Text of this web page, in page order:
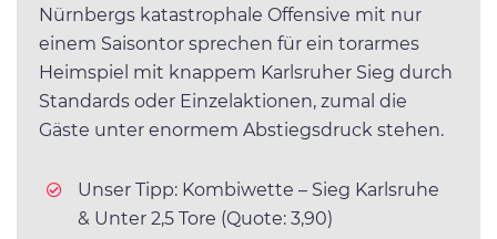
Nürnbergs katastrophale Offensive mit nur
einem Saisontor sprechen für ein torarmes
Heimspiel mit knappem Karlsruher Sieg durch
Standards oder Einzelaktionen, zumal die
Gäste unter enormem Abstiegsdruck stehen.
Unser Tipp: Kombiwette – Sieg Karlsruhe
& Unter 2,5 Tore (Quote: 3,90)